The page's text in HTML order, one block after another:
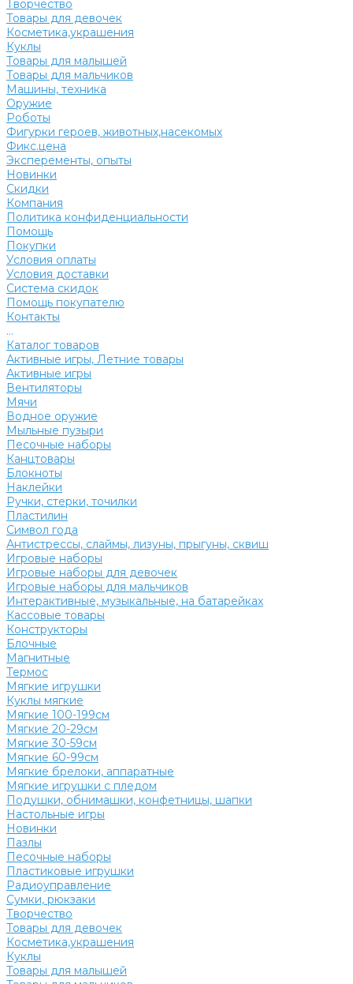
Творчество
Товары для девочек
Косметика,украшения
Куклы
Товары для малышей
Товары для мальчиков
Машины, техника
Оружие
Роботы
Фигурки героев, животных,насекомых
Фикс.цена
Эксперементы, опыты
Новинки
Скидки
Компания
Политика конфиденциальности
Помощь
Покупки
Условия оплаты
Условия доставки
Система скидок
Помощь покупателю
Контакты
...
Каталог товаров
Активные игры, Летние товары
Активные игры
Вентиляторы
Мячи
Водное оружие
Мыльные пузыри
Песочные наборы
Канцтовары
Блокноты
Наклейки
Ручки, стерки, точилки
Пластилин
Символ года
Антистрессы, слаймы, лизуны, прыгуны, сквиш
Игровые наборы
Игровые наборы для девочек
Игровые наборы для мальчиков
Интерактивные, музыкальные, на батарейках
Кассовые товары
Конструкторы
Блочные
Магнитные
Термос
Мягкие игрушки
Куклы мягкие
Мягкие 100-199см
Мягкие 20-29см
Мягкие 30-59см
Мягкие 60-99см
Мягкие брелоки, аппаратные
Мягкие игрушки с пледом
Подушки, обнимашки, конфетницы, шапки
Настольные игры
Новинки
Пазлы
Песочные наборы
Пластиковые игрушки
Радиоуправление
Сумки, рюкзаки
Творчество
Товары для девочек
Косметика,украшения
Куклы
Товары для малышей